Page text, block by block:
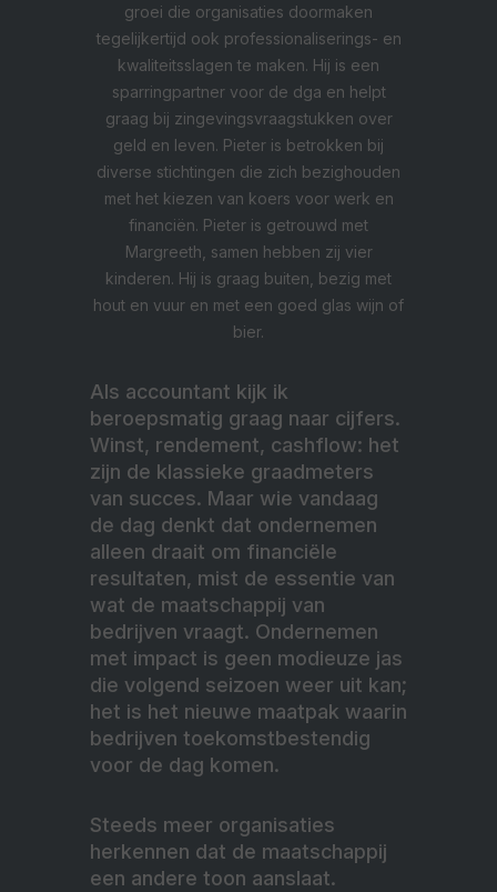
groei die organisaties doormaken
tegelijkertijd ook professionaliserings- en
kwaliteitsslagen te maken. Hij is een
sparringpartner voor de dga en helpt
graag bij zingevingsvraagstukken over
geld en leven. Pieter is betrokken bij
diverse stichtingen die zich bezighouden
met het kiezen van koers voor werk en
financiën. Pieter is getrouwd met
Margreeth, samen hebben zij vier
kinderen. Hij is graag buiten, bezig met
hout en vuur en met een goed glas wijn of
bier.
Als accountant kijk ik
beroepsmatig graag naar cijfers.
Winst, rendement, cashflow: het
zijn de klassieke graadmeters
van succes. Maar wie vandaag
de dag denkt dat ondernemen
alleen draait om financiële
resultaten, mist de essentie van
wat de maatschappij van
bedrijven vraagt. Ondernemen
met impact is geen modieuze jas
die volgend seizoen weer uit kan;
het is het nieuwe maatpak waarin
bedrijven toekomstbestendig
voor de dag komen.
Steeds meer organisaties
herkennen dat de maatschappij
een andere toon aanslaat.